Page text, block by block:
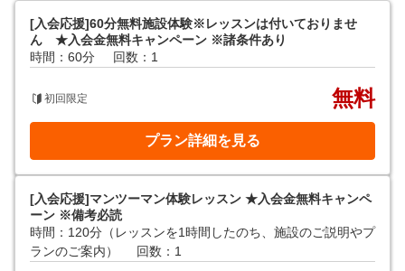
[入会応援]60分無料施設体験※レッスンは付いておりませ
ん ★入会金無料キャンペーン ※諸条件あり
時間：60分
回数：1
初回限定 無料
プラン詳細を見る
[入会応援]マンツーマン体験レッスン ★入会金無料キャンペ
ーン ※備考必読
時間：120分（レッスンを1時間したのち、施設のご説明やプ
ランのご案内）
回数：1